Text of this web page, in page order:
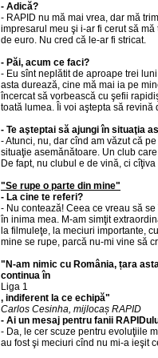
- Adică?
- RAPID nu mă mai vrea, dar mă
impresarul meu şi i-ar fi cerut să
de euro. Nu cred că le-ar fi stricat.
- Păi, acum ce faci?
- Eu sînt neplătit de aproape trei
asta durează, cine mă mai ia pe
încercat să vorbească cu şefii
toată lumea. Îi voi aştepta să
- Te aşteptai să ajungi în situaţia
- Atunci, nu, dar cînd am văzut că
situaţie asemănătoare. Un club
De fapt, nu clubul e de vină, ci
"Se rupe o parte din mine"
- La cine te referi?
- Nu contează! Ceea ce vreau să
în inima mea. M-am simţit
la filmuleţe, la meciuri importante,
mine se rupe, parcă nu-mi vine să
"N-am nimic cu România, țara
continua în
Liga 1
, indiferent la ce echipă"
Carlos Cesinha, mijlocaș RAPID
- Ai un mesaj pentru fanii
- Da, le cer scuze pentru evoluţiile
au fost şi meciuri cînd nu mi-a ieşit